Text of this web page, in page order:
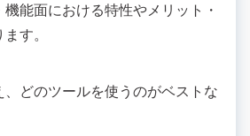
能面における特性やメリット・
す。
どのツールを使うのがベストな